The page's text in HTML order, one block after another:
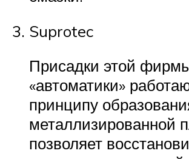
Suprotec
Присадки этой
«автоматики»
принципу
металлизированной
позволяет